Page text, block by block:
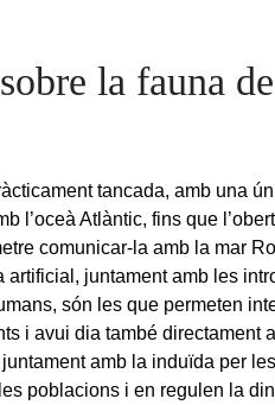
la fauna
tancada, amb una
l’oceà Atlàntic, fins que
comunicar-la amb la mar
artificial, juntament amb les
són les que permeten
i avui dia també directament
amb la induïda per
poblacions i en regulen la